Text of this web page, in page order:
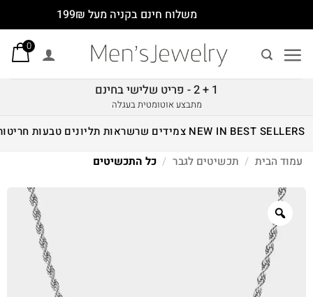
משלוח חינם בקניה מעל 199₪
0
1 + 2 - פריט שלישי בחינם
מתבצע אוטומטית בעגלה
BEST SELLERS
NEW IN צמידים שרשראותתליונים טבעותחריטות
עמוד הבית
/ תכשיטים לגבר / כל התכשיטים
Zoom